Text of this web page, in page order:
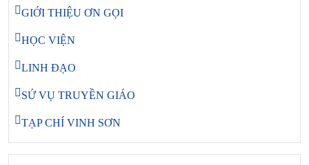
GIỚI THIỆU ƠN GỌI
HỌC VIỆN
LINH ĐẠO
SỨ VỤ TRUYỀN GIÁO
TẠP CHÍ VINH SƠN